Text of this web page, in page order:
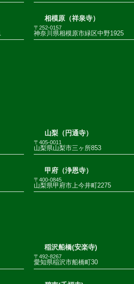
相模原（祥泉寺）
〒252-0157
神奈川県相模原市緑区中野1925
山梨（円通寺）
〒405-0011
山梨県山梨市三ヶ所853
甲府（浄恩寺）
〒400-0845
山梨県甲府市上今井町2275
稲沢船橋(安楽寺)
〒492-8267
愛知県稲沢市船橋町30